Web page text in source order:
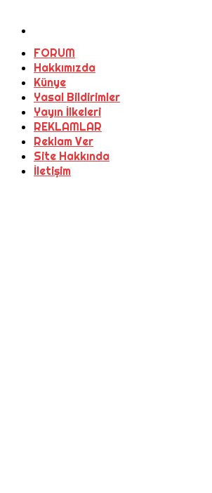
FORUM
Hakkımızda
Künye
Yasal Bildirimler
Yayın İlkeleri
REKLAMLAR
Reklam Ver
Site Hakkında
İletişim